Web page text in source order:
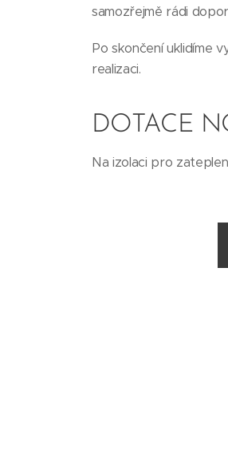
samozřejmě rádi
Po skončení uklidíme
realizaci.
DOTACE
Na izolaci pro